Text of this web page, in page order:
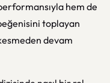
hem de
toplayan
devam